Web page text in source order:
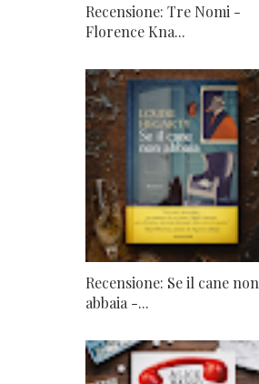
Recensione: Tre Nomi -
Florence Kna...
Recensione: Se il cane non
abbaia -...